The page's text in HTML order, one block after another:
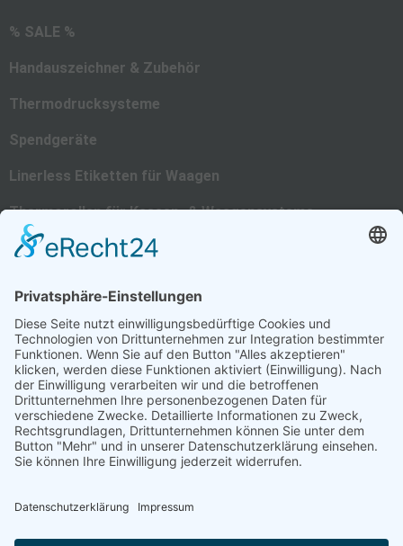
% SALE %
Handauszeichner & Zubehör
Thermodrucksysteme
Spendgeräte
Linerless Etiketten für Waagen
Thermorollen für Kassen- & Waagensysteme
EC-Cash- Thermorollen
PVC-Kartendrucksysteme
Verkaufsförderung
Laminierfolien
©2024 Dombrowski
Impressum